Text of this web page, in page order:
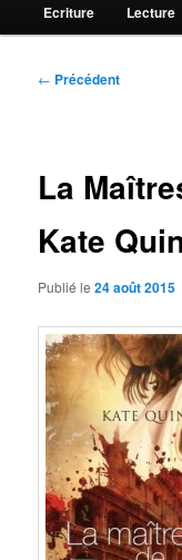
Ecriture Lecture
Navigation
← Précédent
La
Kate
Publié le24 août 2015